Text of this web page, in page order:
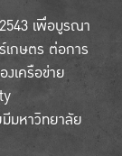
เพื่อบูรณา
เกษตร ต่อการ
เครือข่าย
มหาวิทยาลัย